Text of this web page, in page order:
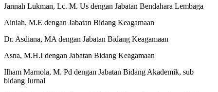
Jannah Lukman, Lc. M. Us dengan Jabatan Bendahara Lembaga
Ainiah, M.E dengan Jabatan Bidang Keagamaan
Dr. Asdiana, MA dengan Jabatan Bidang Keagamaan
Asna, M.H.I dengan Jabatan Bidang Keagamaan
Ilham Marnola, M. Pd dengan Jabatan Bidang Akademik, sub
bidang Jurnal